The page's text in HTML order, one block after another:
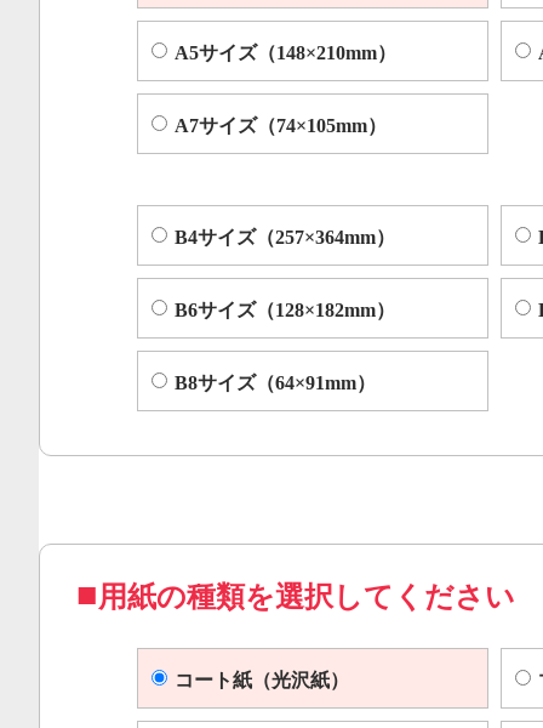
A5サイズ（148×210mm）
A7サイズ（74×105mm）
B4サイズ（257×364mm）
B6サイズ（128×182mm）
B8サイズ（64×91mm）
用紙の種類を選択してください
コート紙（光沢紙）